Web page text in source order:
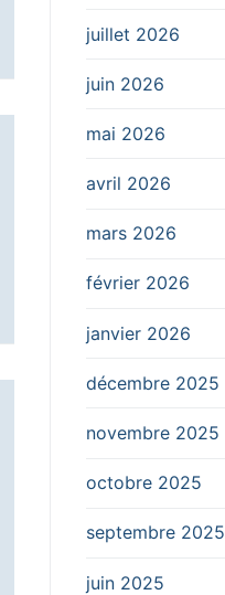
juillet 2026
juin 2026
mai 2026
avril 2026
mars 2026
février 2026
janvier 2026
décembre 2025
novembre 2025
octobre 2025
septembre 2025
juin 2025